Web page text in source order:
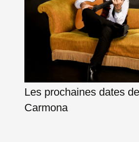
Les prochaines dates
Carmona